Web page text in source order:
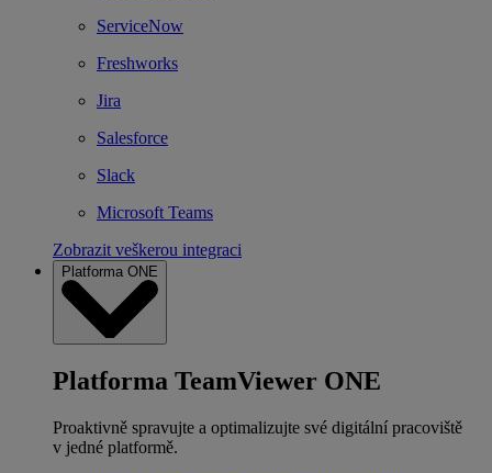
ServiceNow
Freshworks
Jira
Salesforce
Slack
Microsoft Teams
Zobrazit veškerou integraci
Platforma ONE
Platforma TeamViewer ONE
Proaktivně spravujte a optimalizujte své digitální pracoviště
v jedné platformě.